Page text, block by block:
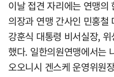
이날 접견 자리에는 연맹의
의장과 연맹 간사인 민홍철
강훈식 대통령 비서실장,
했다. 일한의원연맹에서는
오오니시 겐스케 운영위원